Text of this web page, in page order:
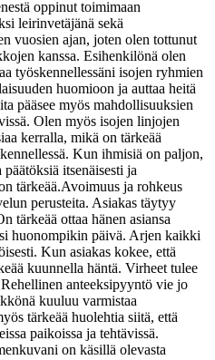
oppinut toimimaan
leirinvetäjänä sekä
vuosien ajan, joten olen tottunut
kanssa. Esihenkilönä olen
työskennellessäni isojen ryhmien
huomioon ja auttaa heitä
pääsee myös mahdollisuuksien
Olen myös isojen linjojen
kerralla, mikä on tärkeää
Kun ihmisiä on paljon,
itsenäisesti ja
tärkeää.Avoimuus ja rohkeus
perusteita. Asiakas täytyy
tärkeää ottaa hänen asiansa
huonompikin päivä. Arjen kaikki
Kun asiakas kokee, että
kuunnella häntä. Virheet tulee
anteeksipyyntö vie jo
kuuluu varmistaa
tärkeää huolehtia siitä, että
paikoissa ja tehtävissä.
on käsillä olevasta